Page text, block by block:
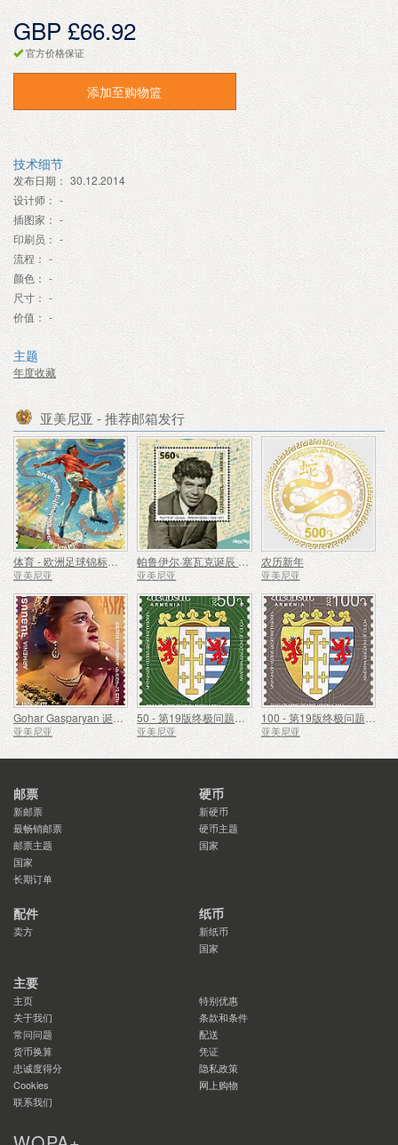
GBP £66.92
官方价格保证
添加至购物篮
技术细节
发布日期： 30.12.2014
设计师： -
插图家： -
印刷员： -
流程： -
颜色： -
尺寸： -
价值： -
主题
年度收藏
亚美尼亚 - 推荐邮箱发行
体育 - 欧洲足球锦标赛、欧洲杯
亚美尼亚
帕鲁伊尔·塞瓦克诞辰 100 周年
亚美尼亚
农历新年
亚美尼亚
Gohar Gasparyan 诞辰 100 周年
亚美尼亚
50 - 第19版终极问题，亚美尼亚的国徽
亚美尼亚
100 - 第19版终极问题，亚美尼亚的国徽
亚美尼亚
邮票
新邮票
最畅销邮票
邮票主题
国家
长期订单
硬币
新硬币
硬币主题
国家
配件
卖方
纸币
新纸币
国家
主要
主页
特别优惠
关于我们
条款和条件
常问问题
配送
货币换算
凭证
忠诚度得分
隐私政策
Cookies
网上购物
联系我们